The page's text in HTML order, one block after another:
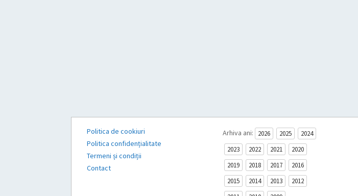
Politica de cookiuri
Politica confidențialitate
Termeni și condiții
Contact
Arhiva ani: 2026 2025
2024
2023
2022 2021
2020
2019
2018 2017
2016
2015
2014 2013
2012